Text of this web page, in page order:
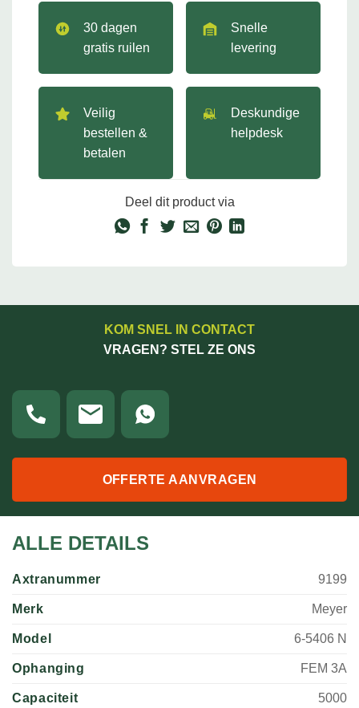
30 dagen
gratis ruilen
Snelle
levering
Veilig
bestellen &
betalen
Deskundige
helpdesk
Deel dit product via
KOM SNEL IN CONTACT
VRAGEN? STEL ZE ONS
OFFERTE AANVRAGEN
ALLE DETAILS
Axtranummer 9199
Merk Meyer
Model 6-5406 N
Ophanging FEM 3A
Capaciteit 5000